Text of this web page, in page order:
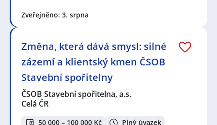
Zveřejněno: 3. srpna
Změna, která dává smysl: silné
zázemí a klientský kmen ČSOB
Stavební spořitelny
ČSOB Stavební spořitelna, a.s.
Celá ČR
50 000 – 100 000 Kč Plný úvazek